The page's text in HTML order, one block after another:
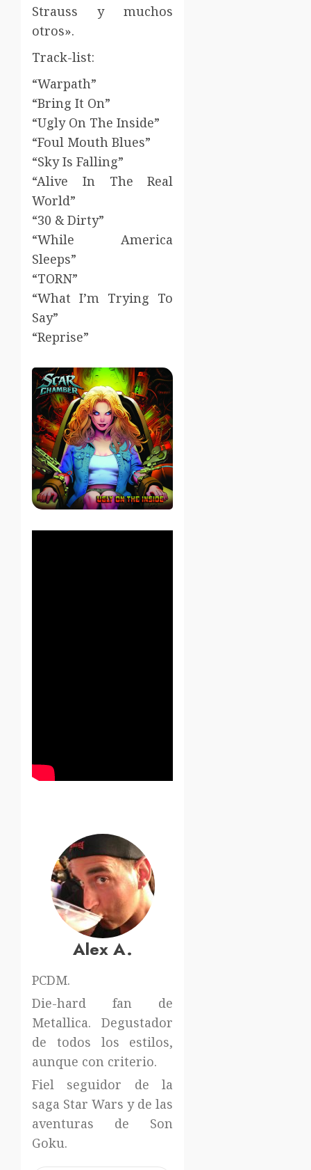
Strauss y muchos
otros».
Track-list:
“Warpath”
“Bring It On”
“Ugly On The Inside”
“Foul Mouth Blues”
“Sky Is Falling”
“Alive In The Real
World”
“30 & Dirty”
“While America
Sleeps”
“TORN”
“What I’m Trying To
Say”
“Reprise”
Alex A.
PCDM.
Die-hard fan de
Metallica. Degustador
de todos los estilos,
aunque con criterio.
Fiel seguidor de la
saga Star Wars y de las
aventuras de Son
Goku.